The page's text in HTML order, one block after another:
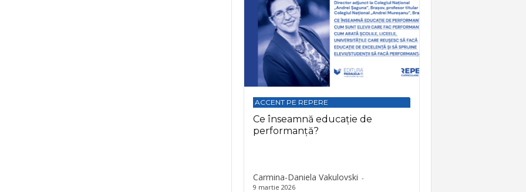
ACCENT PE REPERE
Ce înseamnă educație de
performanță?
Carmina-Daniela Vakulovski -
9 martie 2026